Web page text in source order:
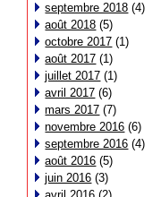
septembre 2018 (4)
août 2018 (5)
octobre 2017 (1)
août 2017 (1)
juillet 2017 (1)
avril 2017 (6)
mars 2017 (7)
novembre 2016 (6)
septembre 2016 (4)
août 2016 (5)
juin 2016 (3)